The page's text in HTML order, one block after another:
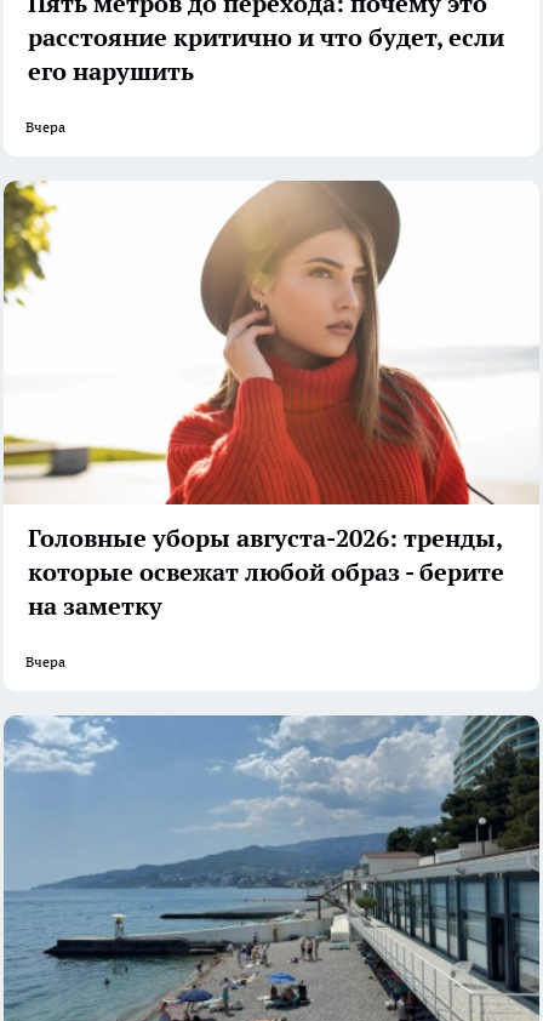
расстояние критично и что будет, если
его нарушить
Вчера
Головные уборы августа-2026: тренды,
которые освежат любой образ - берите
на заметку
Вчера